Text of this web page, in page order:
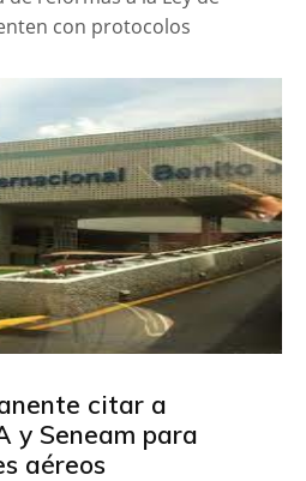
con protocolos
citar a
y Seneam para
aéreos